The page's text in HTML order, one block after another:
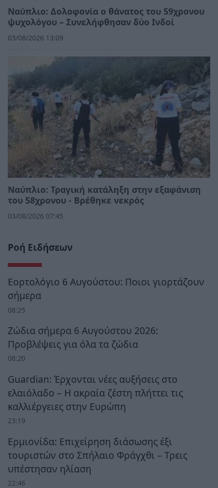
Ναύπλιο: Δολοφονία ο θάνατος του 59χρονου
ψυχολόγου – Συνελήφθησαν δύο Ινδοί
03/08/2026 13:09
Ναύπλιο: Τραγική κατάληξη στην εξαφάνιση
του 58χρονου - Βρέθηκε νεκρός
03/08/2026 07:45
Ροή Ειδήσεων
Εορτολόγιο 6 Αυγούστου: Ποιοι γιορτάζουν
σήμερα
08:25
Ζώδια σήμερα 6 Αυγούστου 2026:
Προβλέψεις για όλα τα ζώδια
08:20
Guardian: Έρχονται νέες αυξήσεις στο
ελαιόλαδο – Η ακραία ζέστη πλήττει τις
καλλιέργειες στην Ευρώπη
23:19
Ερμιονίδα: Επιχείρηση διάσωσης έξι
τουριστών στο Σπήλαιο Φράγχθι – Τρεις
υπέστησαν ηλίαση
22:46